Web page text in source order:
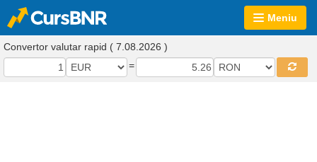
Meniu
Convertor valutar rapid ( 7.08.2026 )
=